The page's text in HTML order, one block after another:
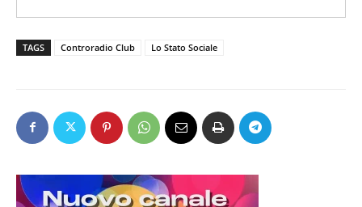
i
o
P
e
r
TAGS Controradio Club Lo Stato Sociale